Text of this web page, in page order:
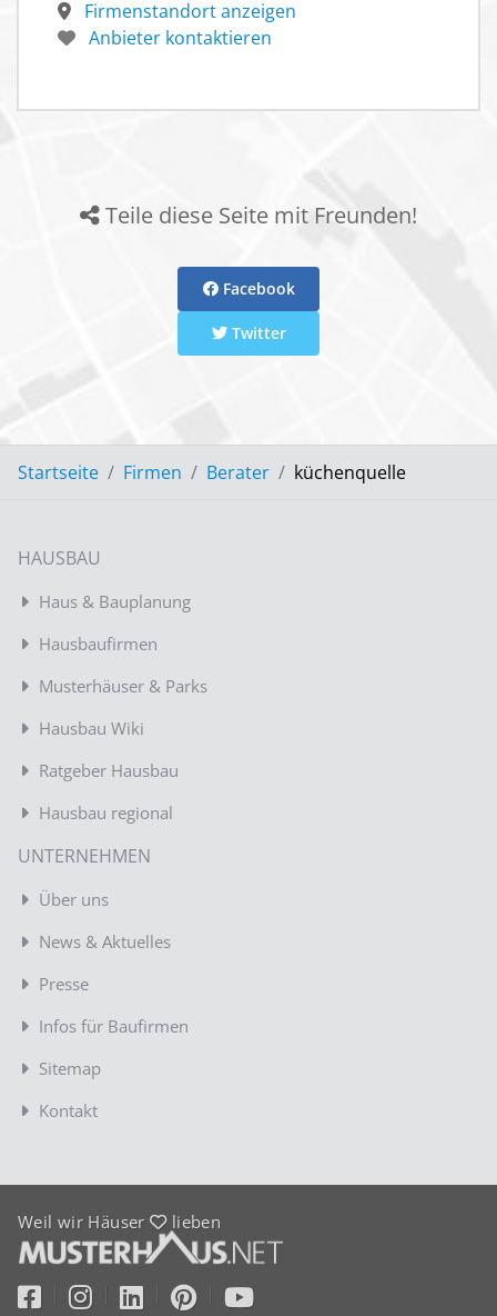
Firmenstandort anzeigen
Anbieter kontaktieren
Teile diese Seite mit Freunden!
Facebook
Twitter
Startseite Firmen Berater küchenquelle
HAUSBAU
Haus & Bauplanung
Hausbaufirmen
Musterhäuser & Parks
Hausbau Wiki
Ratgeber Hausbau
Hausbau regional
UNTERNEHMEN
Über uns
News & Aktuelles
Presse
Infos für Baufirmen
Sitemap
Kontakt
Weil wir Häuser lieben